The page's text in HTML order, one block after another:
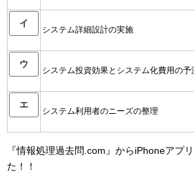
イ
システム詳細設計の実施
ウ
システム投資効果とシステム化費用の予
エ
システム利用者のニーズの整理
『情報処理過去問.com』からiPhoneアプ
た！！